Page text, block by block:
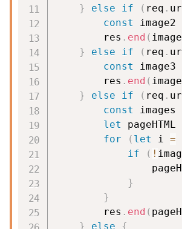
}
else if ( req .
const image2
        res
. end (
}
else if ( req .
const image3
        res
. end (
}
else if ( req .
const images
let pageHTML
for
( let i =
if
( !
}
}
        res
. end (
}
else
{